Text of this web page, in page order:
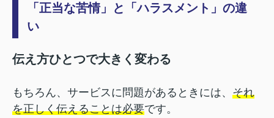
「正当な苦情」と「ハラスメント」の違
い
伝え方ひとつで大きく変わる
もちろん、サービスに問題があるときには、 それ
を正しく伝えることは必要です。